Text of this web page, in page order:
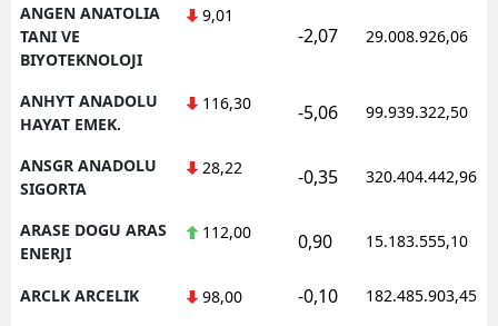
ANGEN ANATOLIA
TANI VE
BIYOTEKNOLOJI
9,01
-2,07 29.008.926,06
ANHYT ANADOLU
HAYAT EMEK.
116,30 -5,06 99.939.322,50
ANSGR ANADOLU
SIGORTA
28,22 -0,35 320.404.442,96
ARASE DOGU ARAS
ENERJI
112,00 0,90 15.183.555,10
ARCLK ARCELIK 98,00 -0,10 182.485.903,45